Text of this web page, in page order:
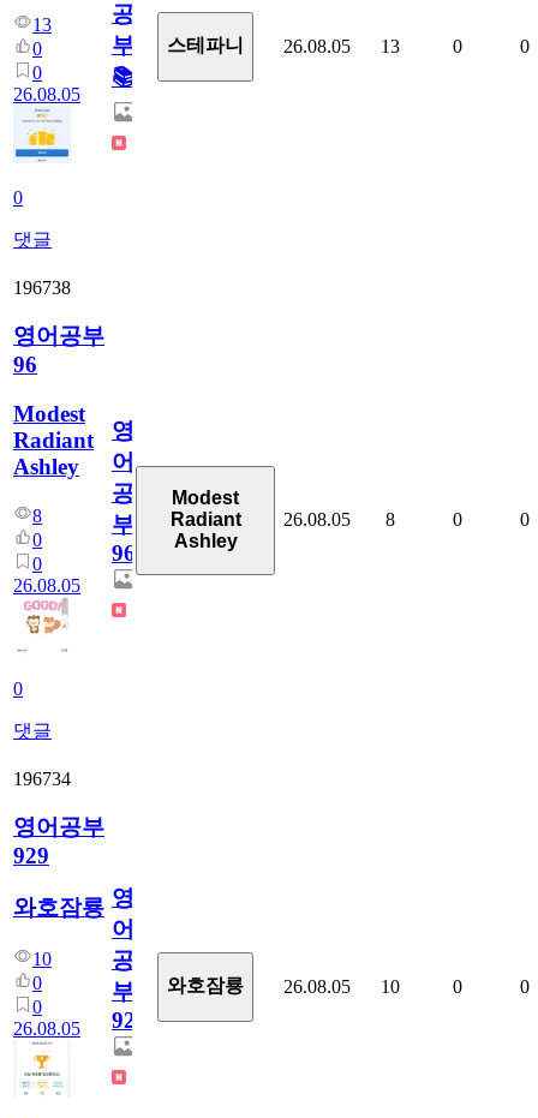
13
0
0
26.08.05
0
댓글
공
부!
📚
스테파니 26.08.05 13 0 0
196738
영어공부
96
Modest
Radiant
Ashley
8
0
0
26.08.05
0
댓글
영
어
공
부
96
Modest
Radiant
Ashley
26.08.05 8 0 0
196734
영어공부
929
와호잠룡
10
0
0
26.08.05
영
어
공
부
929
와호잠룡 26.08.05 10 0 0